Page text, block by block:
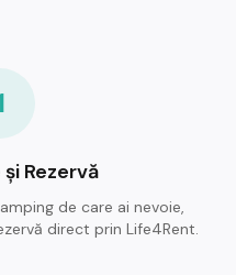
Rezervă
de care ai nevoie,
direct prin Life4Rent.